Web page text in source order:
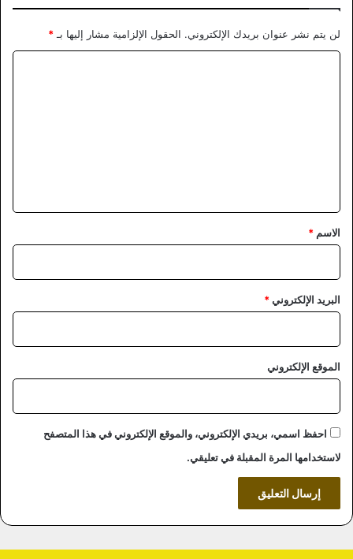
لن يتم نشر عنوان بريدك الإلكتروني. الحقول الإلزامية مشار إليها بـ*
*
الاسم *
البريد الإلكتروني*
الموقع الإلكتروني
احفظ اسمي، بريدي الإلكتروني، والموقع الإلكتروني في هذا المتصفح
لاستخدامها المرة المقبلة في تعليقي.